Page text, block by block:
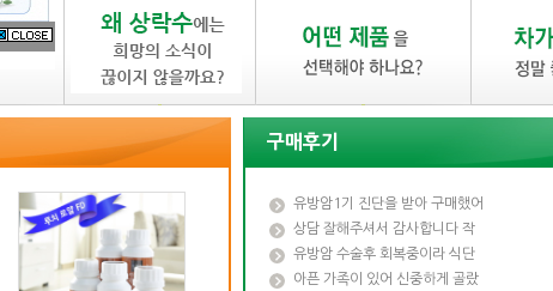
구매후기
유방암1기 진단을 받아 구매했어
상담 잘해주셔서 감사합니다 작
유방암 수술후 회복중이라 식단
아픈 가족이 있어 신중하게 골랐